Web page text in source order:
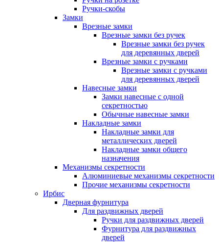
Ручки-скобы
Замки
Врезные замки
Врезные замки без ручек
Врезные замки без ручек
для деревянных дверей
Врезные замки с ручками
Врезные замки с ручками
для деревянных дверей
Навесные замки
Замки навесные с одной
секретностью
Обычные навесные замки
Накладные замки
Накладные замки для
металлических дверей
Накладные замки общего
назначения
Механизмы секретности
Алюминиевые механизмы секретности
Прочие механизмы секретности
Ирбис
Дверная фурнитура
Для раздвижных дверей
Ручки для раздвижных дверей
Фурнитура для раздвижных
дверей